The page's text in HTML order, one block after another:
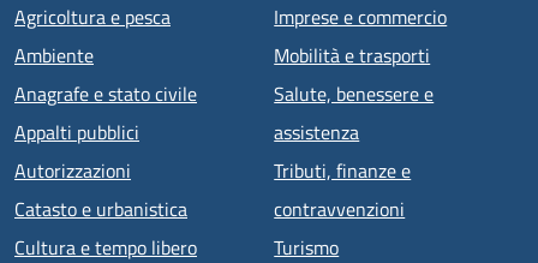
Agricoltura e pesca
Ambiente
Anagrafe e stato civile
Appalti pubblici
Autorizzazioni
Catasto e urbanistica
Cultura e tempo libero
Imprese e commercio
Mobilità e trasporti
Salute, benessere e
assistenza
Tributi, finanze e
contravvenzioni
Turismo